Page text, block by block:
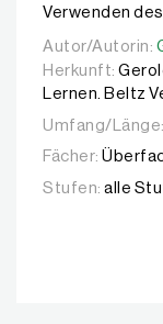
Verwenden
Autor/Autorin:
Autor/Autorin:
Herkunft:
Lernen. Beltz
Umfang/Länge:
Fächer:
Stufen: alle